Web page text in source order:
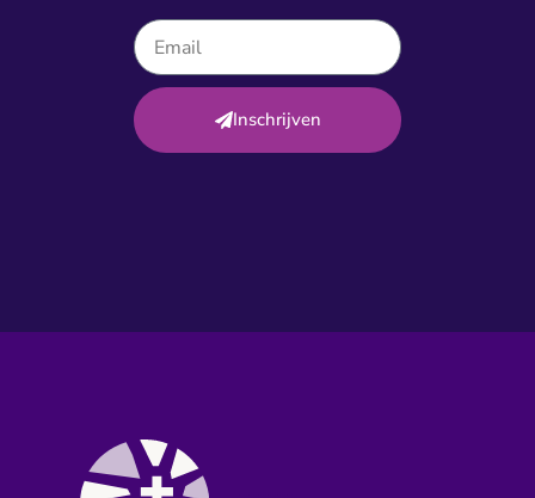
Inschrijven